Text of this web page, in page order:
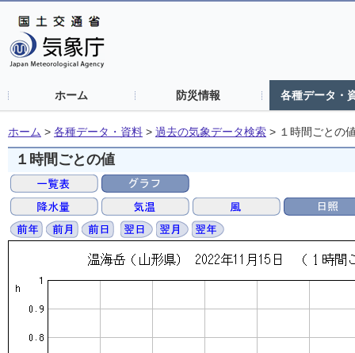
ホーム 防災情報 各種データ・
ホーム > 各種データ・資料 > 過去の気象データ検索 > １時間ごとの
１時間ごとの値